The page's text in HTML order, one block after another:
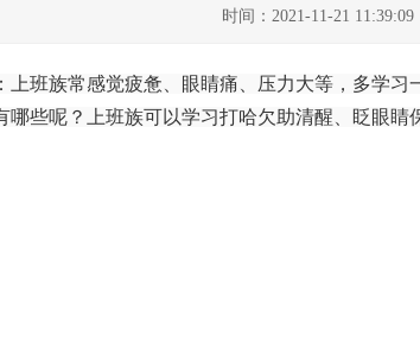
时间：2021-11-21
上班族常感觉疲惫、眼睛痛、压力大等，多学
哪些呢？上班族可以学习打哈欠助清醒、眨眼